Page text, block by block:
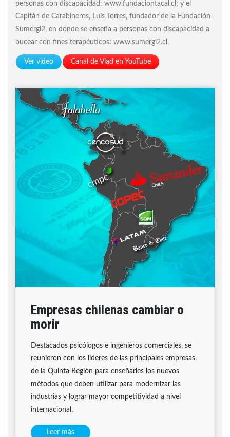
personas con discapacidad: www.fundaciontacal.cl; y el
Capitán de Carabineros, Luis Torres, fundador de la Fundación
Sumergi2, en donde se enseña a personas con discapacidad a
bucear con fines terapéuticos: www.sumergi2.cl.
Ver video Canal de Vlad en YouTube
Empresas chilenas cambiar o
morir
Destacados psicólogos e ingenieros comerciales, se
reunieron con los líderes de las principales empresas
de la Quinta Región para enseñarles los nuevos
métodos que deben utilizar para modernizar las
industrias y lograr mayor competitividad a nivel
internacional.
Leer más